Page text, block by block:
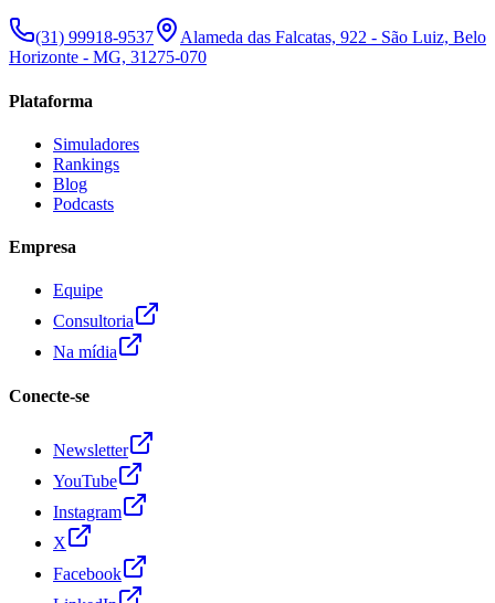
(31) 99918-9537
Alameda das Falcatas, 922 - São Luiz, Belo
Horizonte - MG, 31275-070
Plataforma
Simuladores
Rankings
Blog
Podcasts
Empresa
Equipe
Consultoria
Na mídia
Conecte-se
Newsletter
YouTube
Instagram
X
Facebook